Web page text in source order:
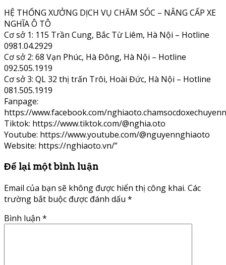
HỆ THỐNG XƯỞNG DỊCH VỤ CHĂM SÓC – NÂNG CẤP XE
NGHĨA Ô TÔ
Cơ sở 1: 115 Trần Cung, Bắc Từ Liêm, Hà Nội – Hotline
0981.04.2929
Cơ sở 2: 68 Vạn Phúc, Hà Đông, Hà Nội – Hotline
092.505.1919
Cơ sở 3: QL 32 thị trấn Trôi, Hoài Đức, Hà Nội – Hotline
081.505.1919
Fanpage:
https://www.facebook.com/
Tiktok: https://www.tiktok.com/@nghia.oto
Youtube: https://www.youtube.com/@nguyennghiaoto
Website: https://nghiaoto.vn/”
Để lại một bình luận
Email của bạn sẽ không được hiển thị công khai. Các
trường bắt buộc được đánh dấu *
Bình luận *